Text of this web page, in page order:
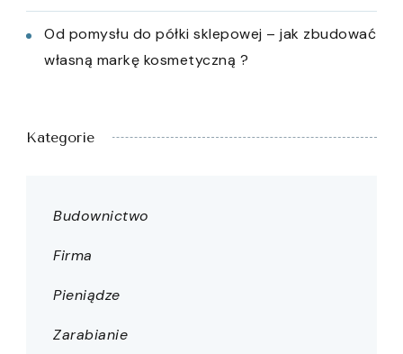
Od pomysłu do półki sklepowej – jak zbudować
własną markę kosmetyczną ?
Kategorie
Budownictwo
Firma
Pieniądze
Zarabianie